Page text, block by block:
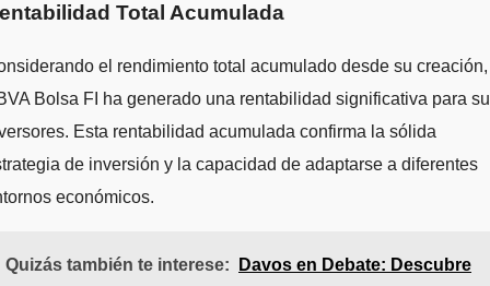
Total Acumulada
el rendimiento total acumulado desde su creación,
Bolsa FI ha generado una rentabilidad significativa para
Esta rentabilidad acumulada confirma la sólida
de inversión y la capacidad de adaptarse a diferentes
económicos.
Quizás también te interese:
Davos en Debate: Descubre